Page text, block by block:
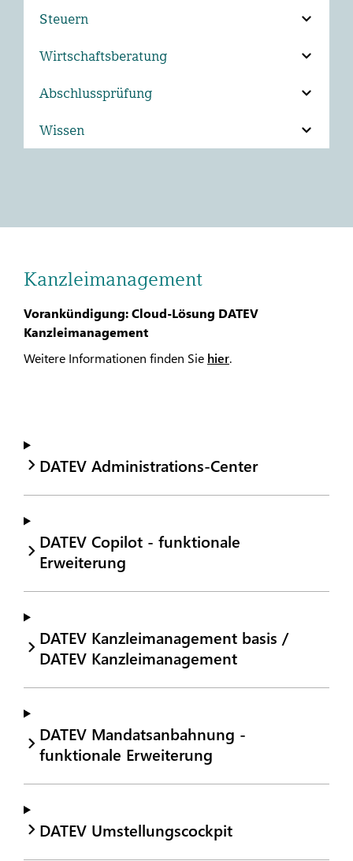
Steuern
Wirtschaftsberatung
Abschlussprüfung
Wissen
Kanzleimanagement
Vorankündigung: Cloud-Lösung DATEV
Kanzleimanagement
Weitere Informationen finden Sie hier.
DATEV Administrations-Center
DATEV Copilot - funktionale
Erweiterung
DATEV Kanzleimanagement basis /
DATEV Kanzleimanagement
DATEV Mandatsanbahnung -
funktionale Erweiterung
DATEV Umstellungscockpit